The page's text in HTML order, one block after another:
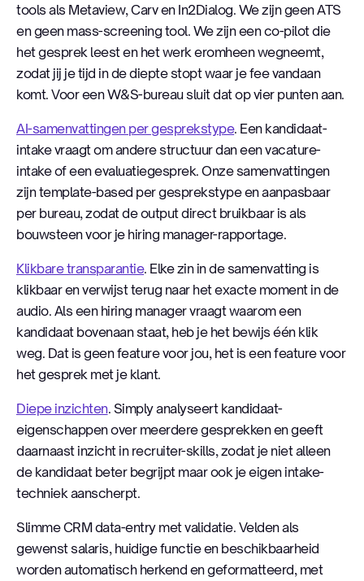
tools als Metaview, Carv en In2Dialog. We zijn geen ATS
en geen mass-screening tool. We zijn een co-pilot die
het gesprek leest en het werk eromheen wegneemt,
zodat jij je tijd in de diepte stopt waar je fee vandaan
komt. Voor een W&S-bureau sluit dat op vier punten aan.
AI-samenvattingen per gesprekstype. Een kandidaat-
intake vraagt om andere structuur dan een vacature-
intake of een evaluatiegesprek. Onze samenvattingen
zijn template-based per gesprekstype en aanpasbaar
per bureau, zodat de output direct bruikbaar is als
bouwsteen voor je hiring manager-rapportage.
Klikbare transparantie. Elke zin in de samenvatting is
klikbaar en verwijst terug naar het exacte moment in de
audio. Als een hiring manager vraagt waarom een
kandidaat bovenaan staat, heb je het bewijs één klik
weg. Dat is geen feature voor jou, het is een feature voor
het gesprek met je klant.
Diepe inzichten. Simply analyseert kandidaat-
eigenschappen over meerdere gesprekken en geeft
daarnaast inzicht in recruiter-skills, zodat je niet alleen
de kandidaat beter begrijpt maar ook je eigen intake-
techniek aanscherpt.
Slimme CRM data-entry met validatie. Velden als
gewenst salaris, huidige functie en beschikbaarheid
worden automatisch herkend en geformatteerd, met